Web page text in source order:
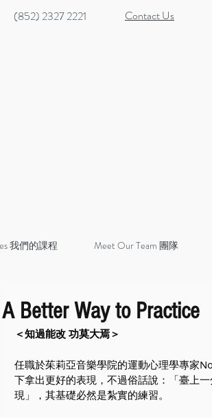
Contact Us
(852) 2327 2221
A Better Way to Practice
＜知過能改 功莫大焉＞
任職於茱莉亞音樂學院的運動心理學專家
下拿出更好的表現，不過俗話說：「臺上
現」，其基礎必然是紮實的練習。
我們的課程 Meet Our Team 團隊